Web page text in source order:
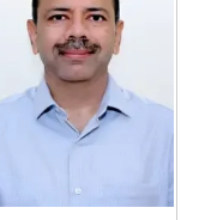
2.75
लाख
टन
से
अधिक
का